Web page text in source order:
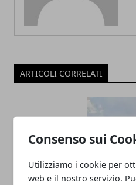
Consenso sui
Utilizziamo i cookie per
web e il nostro servizio.
ARTICOLI CORRELATI